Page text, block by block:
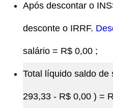
Após descontar o
desconte o IRRF.
salário = R$ 0,00 ;
Total líquido saldo
293,33 - R$ 0,00 ) =